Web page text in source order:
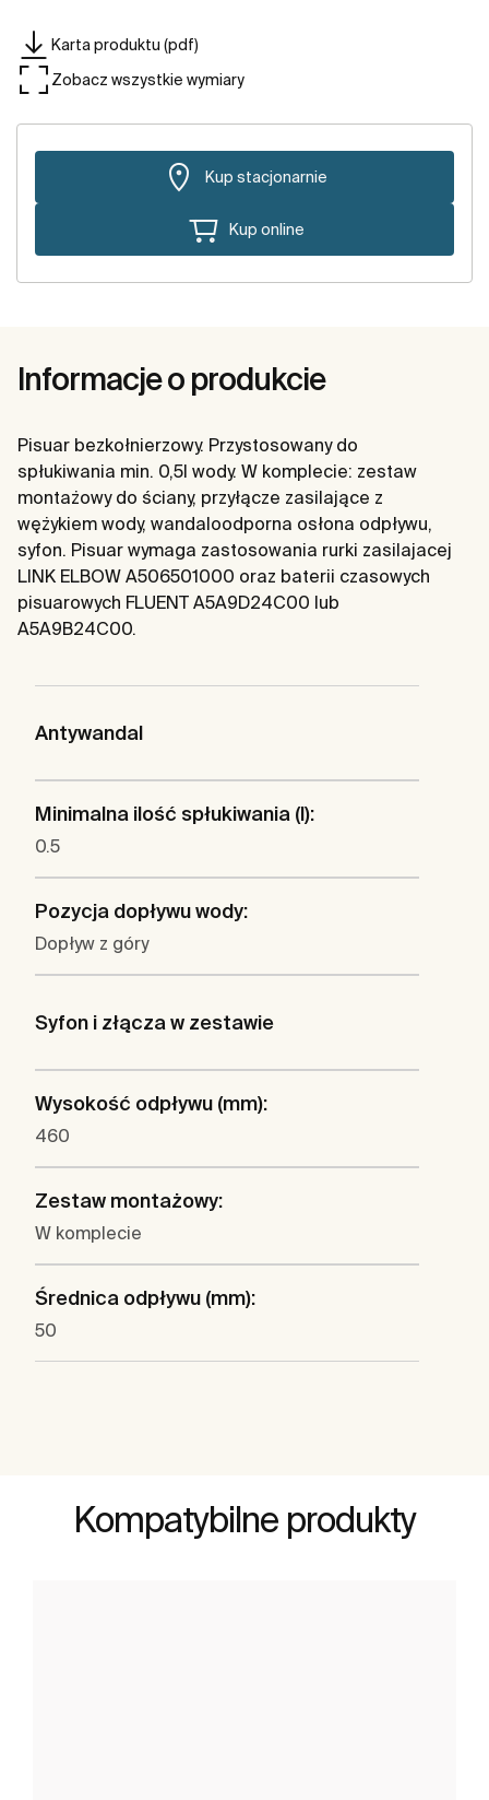
Karta produktu (pdf)
Zobacz wszystkie wymiary
Kup stacjonarnie
Kup online
Informacje o produkcie
Pisuar bezkołnierzowy. Przystosowany do
spłukiwania min. 0,5l wody. W komplecie: zestaw
montażowy do ściany, przyłącze zasilające z
wężykiem wody, wandaloodporna osłona odpływu,
syfon. Pisuar wymaga zastosowania rurki zasilajacej
LINK ELBOW A506501000 oraz baterii czasowych
pisuarowych FLUENT A5A9D24C00 lub
A5A9B24C00.
Antywandal
Minimalna ilość spłukiwania (l):
0.5
Pozycja dopływu wody:
Dopływ z góry
Syfon i złącza w zestawie
Wysokość odpływu (mm):
460
Zestaw montażowy:
W komplecie
Średnica odpływu (mm):
50
Kompatybilne produkty